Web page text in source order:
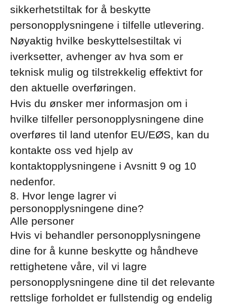
sikkerhetstiltak for å beskytte
personopplysningene i tilfelle utlevering.
Nøyaktig hvilke beskyttelsestiltak vi
iverksetter, avhenger av hva som er
teknisk mulig og tilstrekkelig effektivt for
den aktuelle overføringen.
Hvis du ønsker mer informasjon om i
hvilke tilfeller personopplysningene dine
overføres til land utenfor EU/EØS, kan du
kontakte oss ved hjelp av
kontaktopplysningene i Avsnitt 9 og 10
nedenfor.
8. Hvor lenge lagrer vi
personopplysningene dine?
Alle personer
Hvis vi behandler personopplysningene
dine for å kunne beskytte og håndheve
rettighetene våre, vil vi lagre
personopplysningene dine til det relevante
rettslige forholdet er fullstendig og endelig